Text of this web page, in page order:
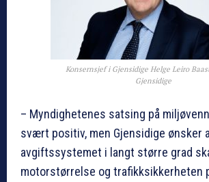
Konsernsjef i Gjensidige Helge Leiro
Gjensidige
– Myndighetenes satsing på
svært positiv, men Gjensidige ønsker
avgiftssystemet i langt større grad
motorstørrelse og trafikksikkerheten